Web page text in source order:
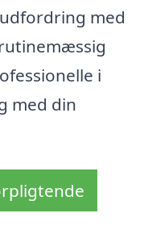
med
i
med din